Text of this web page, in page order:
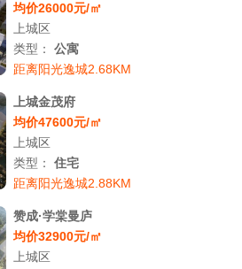
均价26000元/㎡
上城区
类型：公寓
距离阳光逸城2.68KM
上城金茂府
均价47600元/㎡
上城区
类型：住宅
距离阳光逸城2.88KM
赞成·学棠曼庐
均价32900元/㎡
上城区